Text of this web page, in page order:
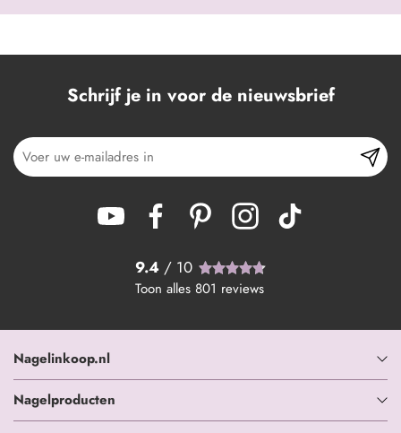
Schrijf je in voor de nieuwsbrief
9.4 / 10
Toon alles 801 reviews
Nagelinkoop.nl
Nagelproducten